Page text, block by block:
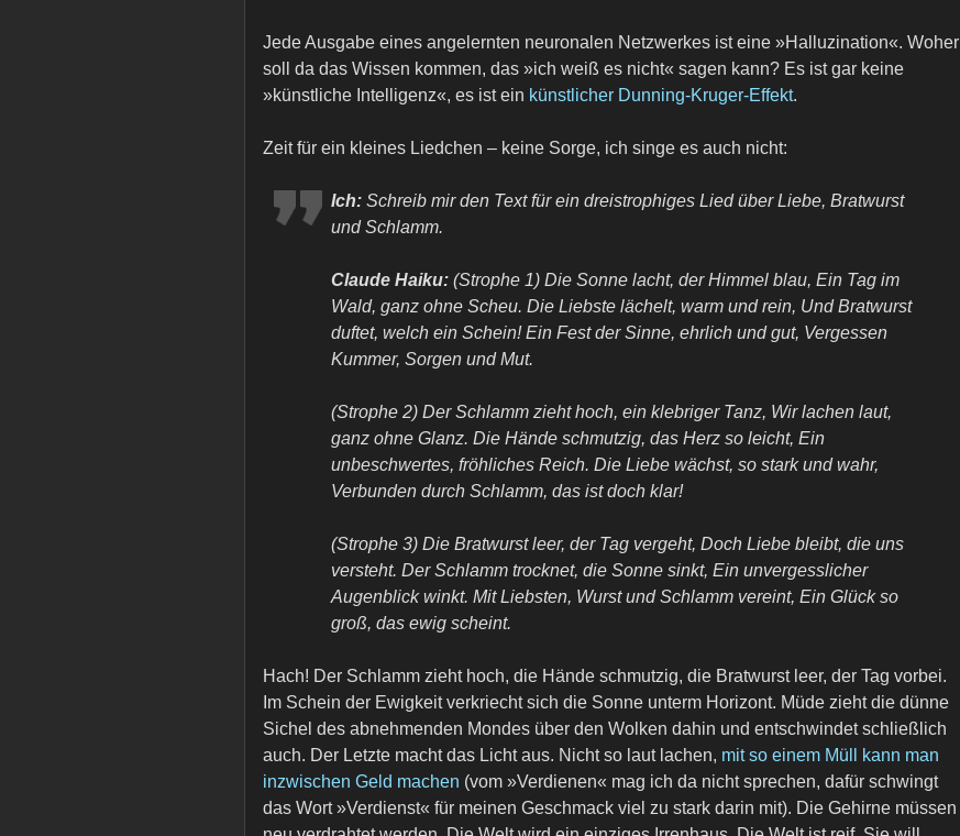
Jede Ausgabe eines angelernten neuronalen Netzwerkes ist eine »Halluzination«. Woher
soll da das Wissen kommen, das »ich weiß es nicht« sagen kann? Es ist gar keine
»künstliche Intelligenz«, es ist ein künstlicher Dunning-Kruger-Effekt.
Zeit für ein kleines Liedchen – keine Sorge, ich singe es auch nicht:
Ich: Schreib mir den Text für ein dreistrophiges Lied über Liebe, Bratwurst
und Schlamm.
Claude Haiku: (Strophe 1) Die Sonne lacht, der Himmel blau, Ein Tag im
Wald, ganz ohne Scheu. Die Liebste lächelt, warm und rein, Und Bratwurst
duftet, welch ein Schein! Ein Fest der Sinne, ehrlich und gut, Vergessen
Kummer, Sorgen und Mut.
(Strophe 2) Der Schlamm zieht hoch, ein klebriger Tanz, Wir lachen laut,
ganz ohne Glanz. Die Hände schmutzig, das Herz so leicht, Ein
unbeschwertes, fröhliches Reich. Die Liebe wächst, so stark und wahr,
Verbunden durch Schlamm, das ist doch klar!
(Strophe 3) Die Bratwurst leer, der Tag vergeht, Doch Liebe bleibt, die uns
versteht. Der Schlamm trocknet, die Sonne sinkt, Ein unvergesslicher
Augenblick winkt. Mit Liebsten, Wurst und Schlamm vereint, Ein Glück so
groß, das ewig scheint.
Hach! Der Schlamm zieht hoch, die Hände schmutzig, die Bratwurst leer, der Tag vorbei.
Im Schein der Ewigkeit verkriecht sich die Sonne unterm Horizont. Müde zieht die dünne
Sichel des abnehmenden Mondes über den Wolken dahin und entschwindet schließlich
auch. Der Letzte macht das Licht aus. Nicht so laut lachen, mit so einem Müll kann man
inzwischen Geld machen (vom »Verdienen« mag ich da nicht sprechen, dafür schwingt
das Wort »Verdienst« für meinen Geschmack viel zu stark darin mit). Die Gehirne müssen